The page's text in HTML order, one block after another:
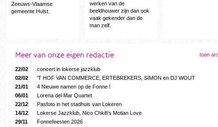
Zeeuws-Vlaamse
gemeente Hulst.
werken van de
beeldhouwer zijn dan ook
vaak gekender dan de
man zelf.
toon
Meer van onze eigen redactie
22/02
concert in lokerse jazzklub
02/02
'T HOF VAN COMMERCE, ERTEBREKERS, SIMON en DJ WOUT
21/01
4 Nieuwe namen op de Fonne !
06/01
Lorena del Mar Quartet
22/12
Pasfoto in het stadhuis van Lokeren
14/12
Lokerse Jazzklub, Nico Chkifi’s Motian Love
29/11
Fonnefeesten 2026